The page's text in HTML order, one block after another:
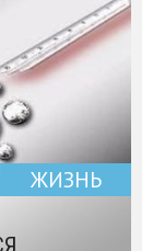
ЖИЗНЬ